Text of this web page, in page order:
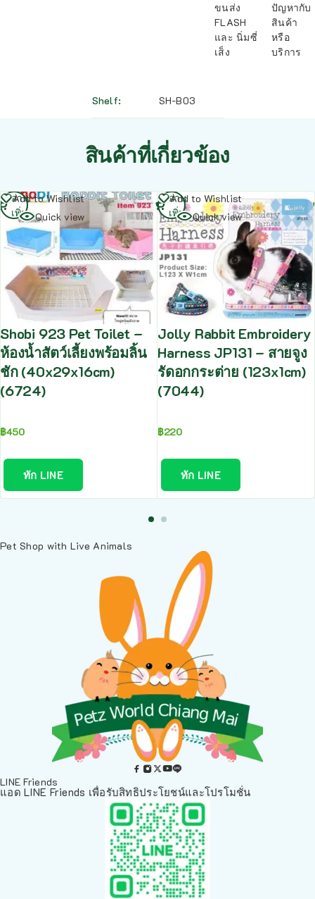
ขนส่ง
FLASH
และ นิ่มซี่
เส็ง
ปัญหากับ
สินค้า
หรือ
บริการ
Shelf SH-B03
สินค้าที่เกี่ยวข้อง
Add to Wishlist
Quick view
Shobi 923 Pet Toilet –
ห้องน้ำสัตว์เลี้ยงพร้อมลิ้น
ชัก (40x29x16cm)
(6724)
฿450
ทัก LINE
อ่าน
เพิ่ม
Add to Wishlist
Quick view
Jolly Rabbit Embroidery
Harness JP131 – สายจูง
รัดอกกระต่าย (123x1cm)
(7044)
฿220
ทัก LINE
อ่าน
เพิ่ม
Pet Shop with Live Animals
LINE Friends
แอด LINE Friends เพื่อรับสิทธิประโยชน์และโปรโมชั่น